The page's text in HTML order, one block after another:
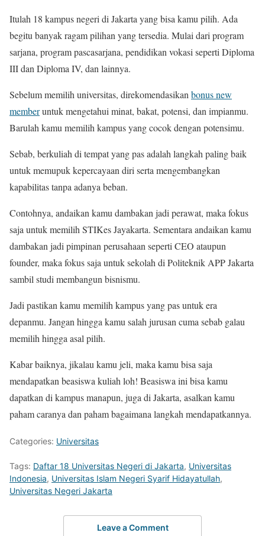
Itulah 18 kampus negeri di Jakarta yang bisa kamu pilih. Ada
begitu banyak ragam pilihan yang tersedia. Mulai dari program
sarjana, program pascasarjana, pendidikan vokasi seperti Diploma
III dan Diploma IV, dan lainnya.
Sebelum memilih universitas, direkomendasikan bonus new
memberuntuk mengetahui minat, bakat, potensi, dan impianmu.
Barulah kamu memilih kampus yang cocok dengan potensimu.
Sebab, berkuliah di tempat yang pas adalah langkah paling baik
untuk memupuk kepercayaan diri serta mengembangkan
kapabilitas tanpa adanya beban.
Contohnya, andaikan kamu dambakan jadi perawat, maka fokus
saja untuk memilih STIKes Jayakarta. Sementara andaikan kamu
dambakan jadi pimpinan perusahaan seperti CEO ataupun
founder, maka fokus saja untuk sekolah di Politeknik APP Jakarta
sambil studi membangun bisnismu.
Jadi pastikan kamu memilih kampus yang pas untuk era
depanmu. Jangan hingga kamu salah jurusan cuma sebab galau
memilih hingga asal pilih.
Kabar baiknya, jikalau kamu jeli, maka kamu bisa saja
mendapatkan beasiswa kuliah loh! Beasiswa ini bisa kamu
dapatkan di kampus manapun, juga di Jakarta, asalkan kamu
paham caranya dan paham bagaimana langkah mendapatkannya.
Categories: Universitas
Tags: Daftar 18 Universitas Negeri di Jakarta, Universitas
Indonesia, Universitas Islam Negeri Syarif Hidayatullah,
Universitas Negeri Jakarta
Leave a Comment